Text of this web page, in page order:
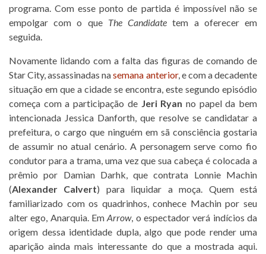
programa. Com esse ponto de partida é impossível não se
empolgar com o que The Candidate tem a oferecer em
seguida.
Novamente lidando com a falta das figuras de comando de
Star City, assassinadas nasemana anterior, e com a decadente
situação em que a cidade se encontra, este segundo episódio
começa com a participação de Jeri Ryan no papel da bem
intencionada Jessica Danforth, que resolve se candidatar a
prefeitura, o cargo que ninguém em sã consciência gostaria
de assumir no atual cenário. A personagem serve como fio
condutor para a trama, uma vez que sua cabeça é colocada a
prêmio por Damian Darhk, que contrata Lonnie Machin
(Alexander Calvert) para liquidar a moça. Quem está
familiarizado com os quadrinhos, conhece Machin por seu
alter ego, Anarquia. EmArrow, o espectador verá indícios da
origem dessa identidade dupla, algo que pode render uma
aparição ainda mais interessante do que a mostrada aqui.